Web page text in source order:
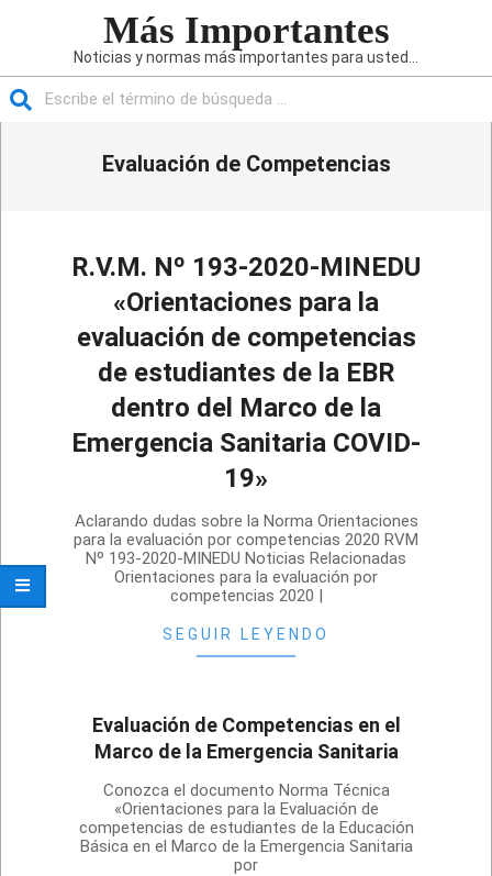
Más Importantes
Noticias y normas más importantes para usted...
Evaluación de Competencias
R.V.M. Nº 193-2020-MINEDU
«Orientaciones para la
evaluación de competencias
de estudiantes de la EBR
dentro del Marco de la
Emergencia Sanitaria COVID-
19»
10-
Aclarando dudas sobre la Norma Orientaciones
para la evaluación por competencias 2020 RVM
Nº 193-2020-MINEDU Noticias Relacionadas
Orientaciones para la evaluación por
competencias 2020 |
SEGUIR LEYENDO
Evaluación de Competencias en el
Marco de la Emergencia Sanitaria
08
Conozca el documento Norma Técnica
«Orientaciones para la Evaluación de
competencias de estudiantes de la Educación
Básica en el Marco de la Emergencia Sanitaria
por